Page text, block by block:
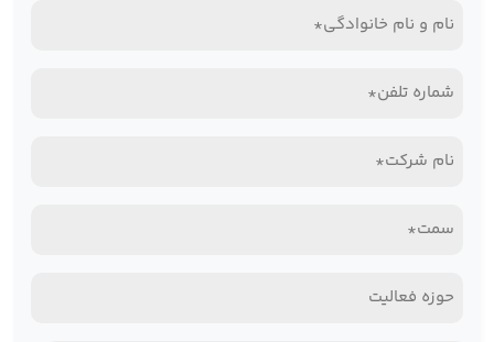
نام
نام
(Required)
تلفن
(Required)نام
(Required)سمت*
حوزه